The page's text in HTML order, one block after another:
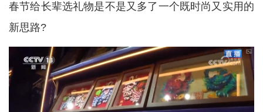
春节给长辈选礼物是不是又多了一个既时尚又实用的
新思路?